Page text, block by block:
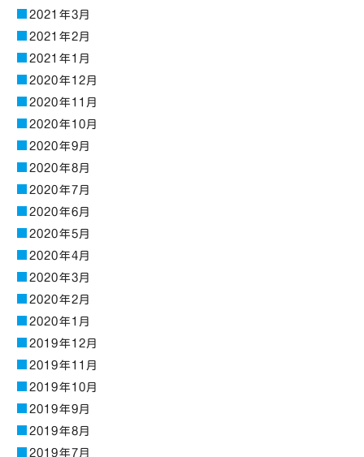
2021年3月
2021年2月
2021年1月
2020年12月
2020年11月
2020年10月
2020年9月
2020年8月
2020年7月
2020年6月
2020年5月
2020年4月
2020年3月
2020年2月
2020年1月
2019年12月
2019年11月
2019年10月
2019年9月
2019年8月
2019年7月